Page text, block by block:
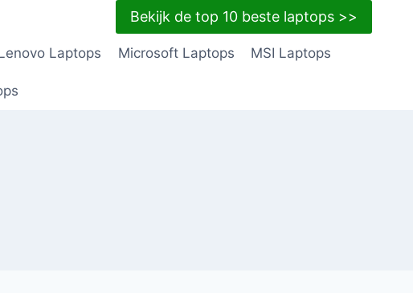
Bekijk de top 10 beste laptops >>
Laptops Microsoft Laptops MSI Laptops